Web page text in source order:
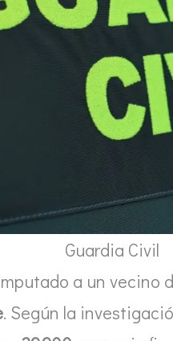
Guardia Civil
a un vecino
. Según la